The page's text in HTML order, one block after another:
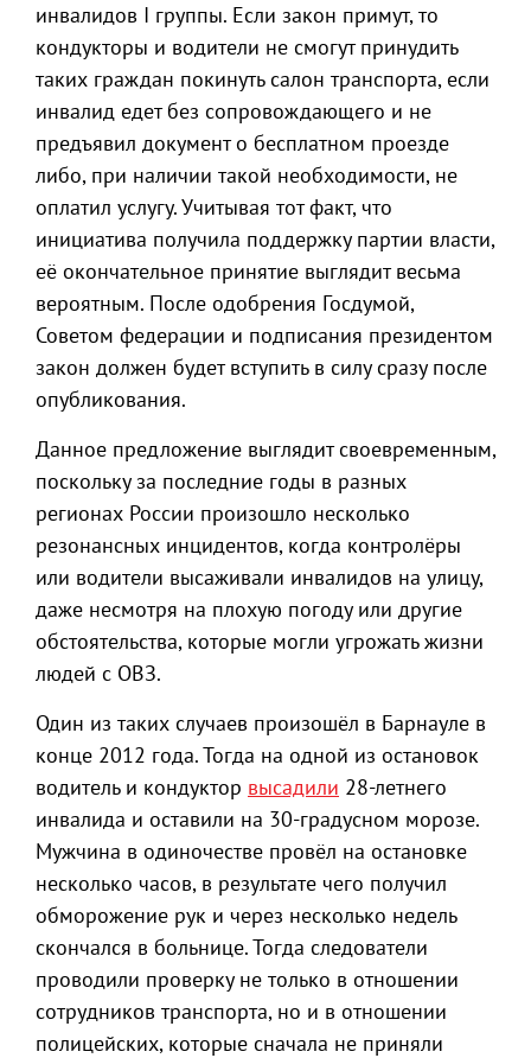
инвалидов I группы. Если закон примут, то
кондукторы и водители не смогут принудить
таких граждан покинуть салон транспорта, если
инвалид едет без сопровождающего и не
предъявил документ о бесплатном проезде
либо, при наличии такой необходимости, не
оплатил услугу. Учитывая тот факт, что
инициатива получила поддержку партии власти,
её окончательное принятие выглядит весьма
вероятным. После одобрения Госдумой,
Советом федерации и подписания президентом
закон должен будет вступить в силу сразу после
опубликования.
Данное предложение выглядит своевременным,
поскольку за последние годы в разных
регионах России произошло несколько
резонансных инцидентов, когда контролёры
или водители высаживали инвалидов на улицу,
даже несмотря на плохую погоду или другие
обстоятельства, которые могли угрожать жизни
людей с ОВЗ.
Один из таких случаев произошёл в Барнауле в
конце 2012 года. Тогда на одной из остановок
водитель и кондуктор высадили 28-летнего
инвалида и оставили на 30-градусном морозе.
Мужчина в одиночестве провёл на остановке
несколько часов, в результате чего получил
обморожение рук и через несколько недель
скончался в больнице. Тогда следователи
проводили проверку не только в отношении
сотрудников транспорта, но и в отношении
полицейских, которые сначала не приняли